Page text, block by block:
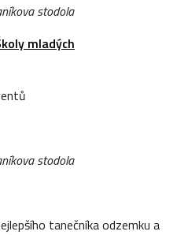
stodola
mladých
stodola
tanečníka odzemku a